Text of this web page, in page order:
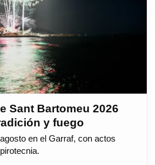
Sant Bartomeu 2026
y fuego
en el Garraf, con actos